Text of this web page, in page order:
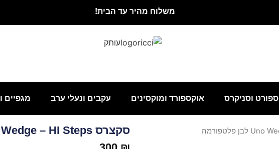
משלוח מהיר עד הבית!
ספורט וסניקרס אוקספורד ומוקסינים עקבים ונעלי ערב מגפיים
סקצרס Uno Wedge – HI Steps‏ לבן פלטפורמה